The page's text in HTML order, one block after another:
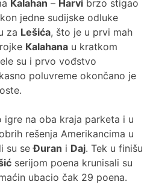
Кalahan – Harvi brzo stigao
jedne sudijske odluke
za Lešića, što je u prvi mah
Кalahana u kratkom
su i prvo vođstvo
poluvreme okončano je
igre na oba kraja parketa i u
rešenja Amerikancima u
su seĐuran i Daj. Tek u finišu
serijom poena krunisali su
ubacio čak 29 poena.